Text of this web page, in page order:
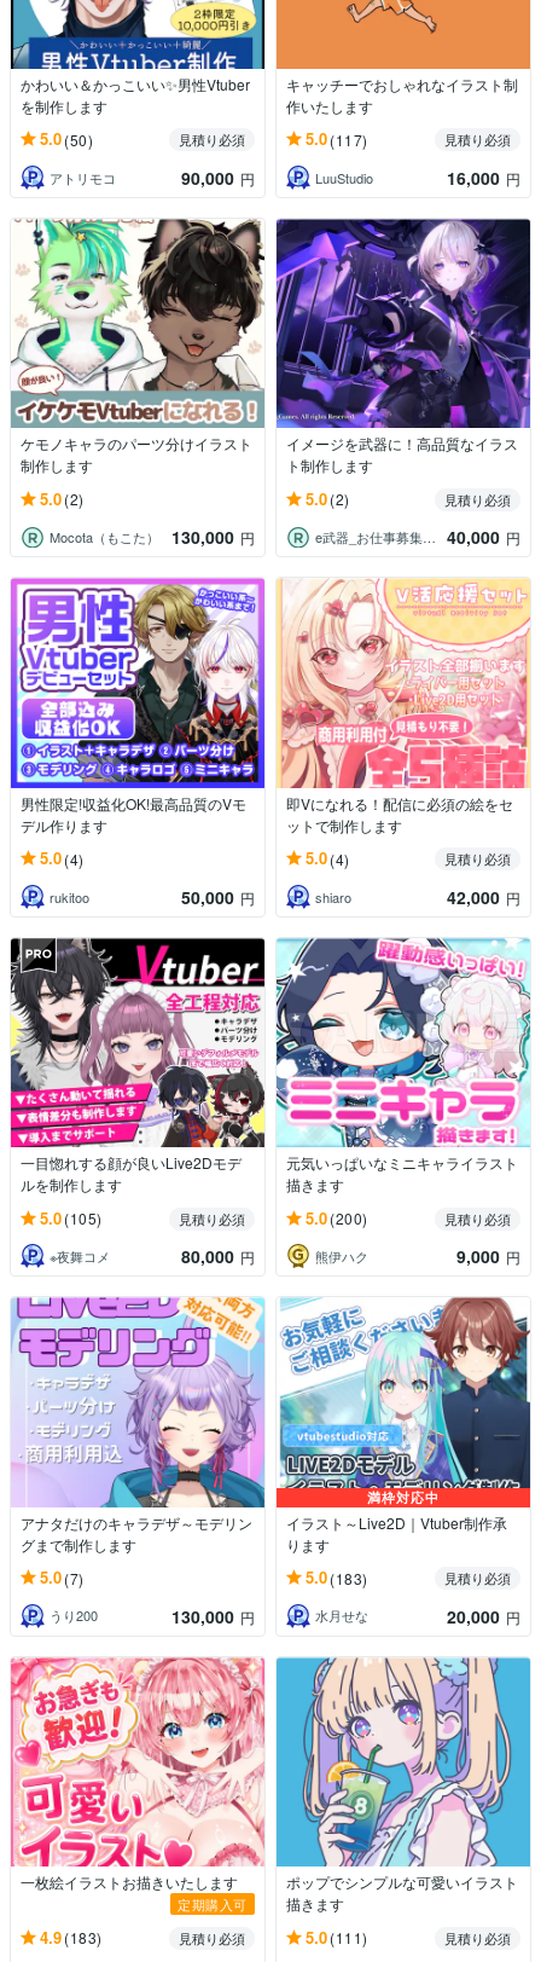
かわいい＆かっこいい✨男性Vtuber
を制作します
5.0(50)
見積り必須
アトリモコ
90,000 円
キャッチーでおしゃれなイラスト制
作いたします
5.0(117)
見積り必須
LuuStudio
16,000 円
ケモノキャラのパーツ分けイラスト
制作します
5.0(2)
Mocota（もこた） 130,000 円
イメージを武器に！高品質なイラス
ト制作します
5.0(2)
見積り必須
e武器_お仕事募集中！
40,000 円
男性限定!収益化OK!最高品質のVモ
デル作ります
5.0(4)
rukitoo 50,000 円
即Vになれる！配信に必須の絵をセ
ットで制作します
5.0(4)
見積り必須
shiaro
42,000 円
一目惚れする顔が良いLive2Dモデ
ルを制作します
5.0(105)
見積り必須
※夜舞コメ
80,000 円
元気いっぱいなミニキャライラスト
描きます
5.0(200)
見積り必須
熊伊ハク
9,000 円
アナタだけのキャラデザ～モデリン
グまで制作します
5.0(7)
うり200 130,000 円
満枠対応中
イラスト～Live2D｜Vtuber制作承
ります
5.0(183)
見積り必須
水月せな
20,000 円
一枚絵イラストお描きいたします
定期購入可
4.9(183)
見積り必須
ポップでシンプルな可愛いイラスト
描きます
5.0(111)
見積り必須